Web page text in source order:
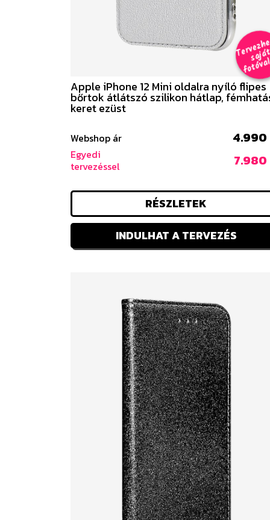
al
Apple iPhone 12 Mini oldalra nyíló flipes
bőrtok átlátszó szilikon hátlap,
keret ezüst
Webshop ár 4.990
Egyedi
tervezéssel
7.980
RÉSZLETEK
INDULHAT A TERVEZÉS